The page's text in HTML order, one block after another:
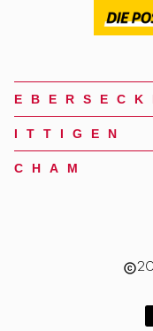
ITTIGEN
CHAM
copyright